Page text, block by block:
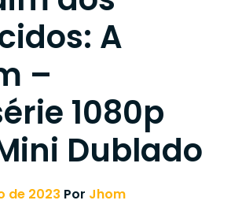
A
–
1080p
Dublado
de 2023 Por Jhom